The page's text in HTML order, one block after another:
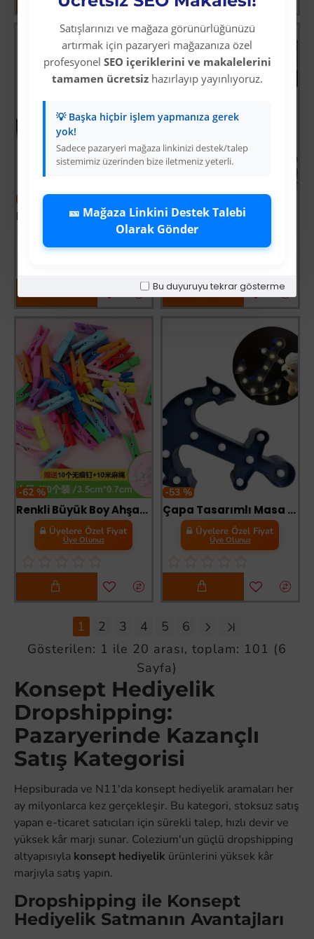
Satışlarınızı ve mağaza görünürlüğünüzü
artırmak için pazaryeri mağazanıza özel
profesyonel SEO içeriklerini ve makalelerini
tamamen ücretsizhazırlayıp yayınlıyoruz.
💡 Başka hiçbir işlem yapmanıza gerek
yok!
Sadece pazaryeri mağaza linkinizi destek/talep
sistemimiz üzerinden bize iletmeniz yeterli.
🎫 Mağaza Linkini Destek Talebi
Olarak Gönder
Bu duyuruyu tekrar gösterme
-52 %
Dümen Tasarımlı Masa Lambası
Üyelere Özel Fiyat
Üye Olunuz
-52 %
Üyelere Özel Fiyat
Üye Olunuz
-62 %
Renkli Büyük Boy Ahşap Mandal
Üyelere Özel Fiyat
Üye Olunuz
-53 %
Çapa Tasarımlı Masa Lambası
Üyelere Özel Fiyat
Üye Olunuz
1 2 3 4 5
6
Gösterilen: 1 ile 20 arası, toplam: 101 (6
Sayfa)
Konsept Hediyelik
Dropshipping:
Pazaryerinde Kazançlı
Satış Kategorisi
Hepsiburada ve N11'da konsept hediyelik aramaları her
ay milyonlarca kez gerçekleşir. Bu kategori, stoksuz satış
yapan e-ticaret satıcıları için sürekli talep, hızlı devir ve
yüksek kâr marjı sunar. Colezium'un güçlü dropshipping
altyapısıyla konsept hediyelik ürünlerini yüksek kâr
marjıyla satış yapın.
Dropshipping ile Konsept
Hediyelik Satmanın Avantajları